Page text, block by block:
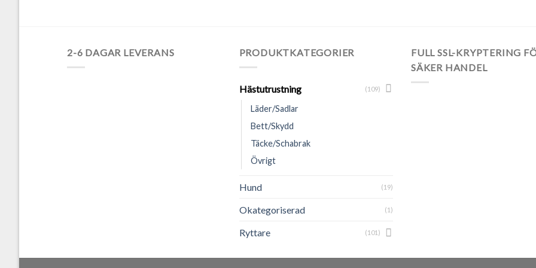
2-6 DAGAR LEVERANS PRODUKTKATEGORIER
Hästutrustning (109)
Läder/Sadlar
Bett/Skydd
Täcke/Schabrak
Övrigt
Hund (19)
Okategoriserad (1)
Ryttare (101)
FULL SSL-KRYPTERING
SÄKER HANDEL